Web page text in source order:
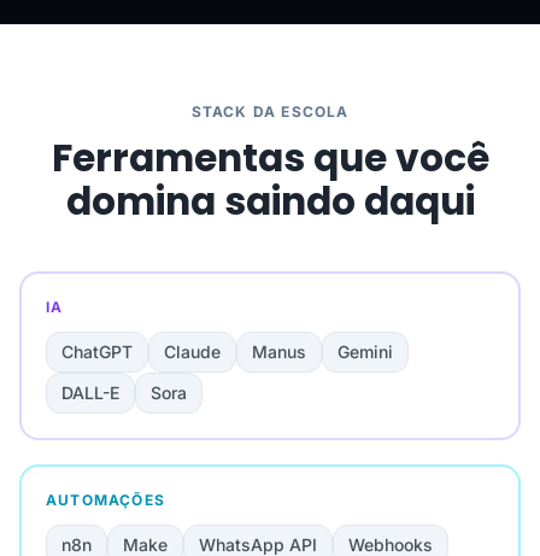
STACK DA ESCOLA
Ferramentas que você
domina saindo daqui
IA
ChatGPT Claude Manus
Gemini
DALL-E
Sora
AUTOMAÇÕES
n8n Make WhatsApp API
Webhooks